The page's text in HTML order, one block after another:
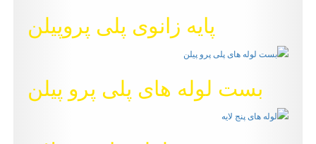
پایه زانوی پلی پروپیلن
بست لوله های پلی پرو پیلن